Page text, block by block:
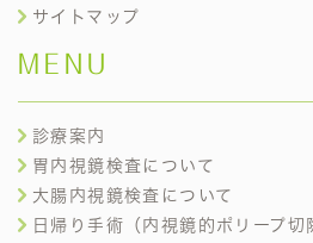
サイトマップ
MENU
診療案内
胃内視鏡検査について
大腸内視鏡検査について
日帰り手術（内視鏡的ポリープ切